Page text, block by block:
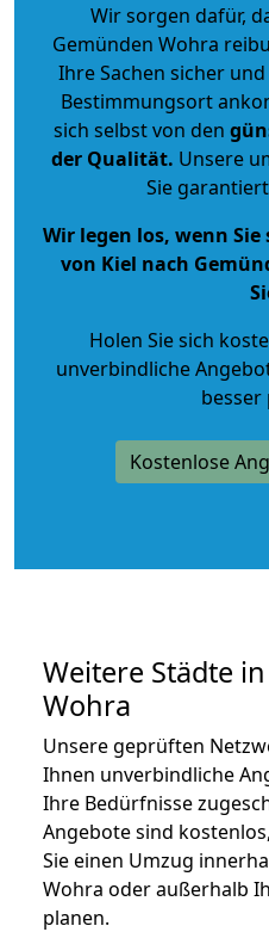
Wir sorgen dafür,
Gemünden Wohra
Ihre Sachen sicher
Bestimmungsort
sich selbst von den
der Qualität. Unsere
Sie
Wir legen los, wenn
von Kiel nach
Holen Sie sich
unverbindliche
besser
Kostenlose
Weitere Städte
Wohra
Unsere geprüften
Ihnen unverbindliche
Ihre Bedürfnisse
Angebote sind
Sie einen Umzug
Wohra oder außerhalb
planen.